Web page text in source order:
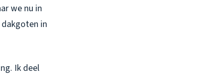
we nu in
in
Ik deel